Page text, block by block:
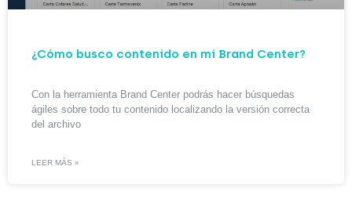
¿Cómo busco contenido en mi Brand Center?
Con la herramienta Brand Center podrás hacer búsquedas
ágiles sobre todo tu contenido localizando la versión correcta
del archivo
LEER MÁS »